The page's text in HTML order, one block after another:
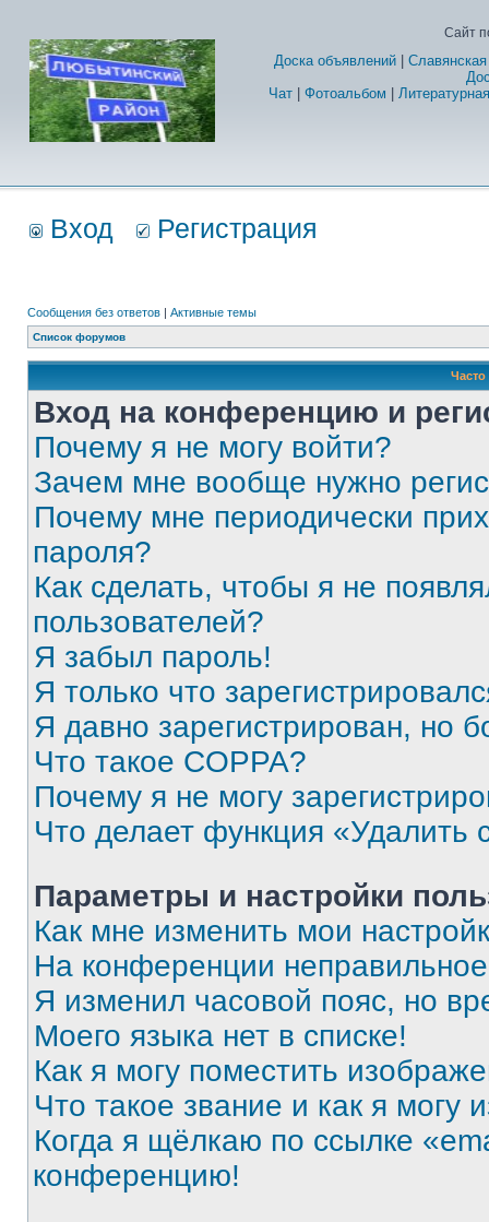
Сайт
Доска объявлений
Чат
Фотоальбом
Вход Регистрация
Сообщения без ответов | Активные темы
Список форумов
Вход на конференцию и
Почему я не могу войти?
Зачем мне вообще нужно
Почему мне периодически
пароля?
Как сделать, чтобы я не
пользователей?
Я забыл пароль!
Я только что
Я давно зарегистрирован, но
Что такое COPPA?
Почему я не могу
Что делает функция «Удалить
Параметры и настройки
Как мне изменить мои
На конференции
Я изменил часовой пояс, но
Моего языка нет в списке!
Как я могу поместить
Что такое звание и как я могу
Когда я щёлкаю по ссылке
конференцию!